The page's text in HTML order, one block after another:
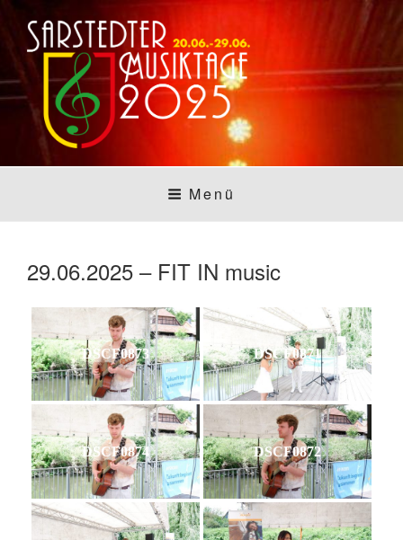
Zum
Inhalt
springen
SARSTEDTER
MUSIKTAGE
Sarstedt macht Musik
Menü
29.06.2025 – FIT IN music
DSCF0873 DSCF0871
DSCF0874 DSCF0872